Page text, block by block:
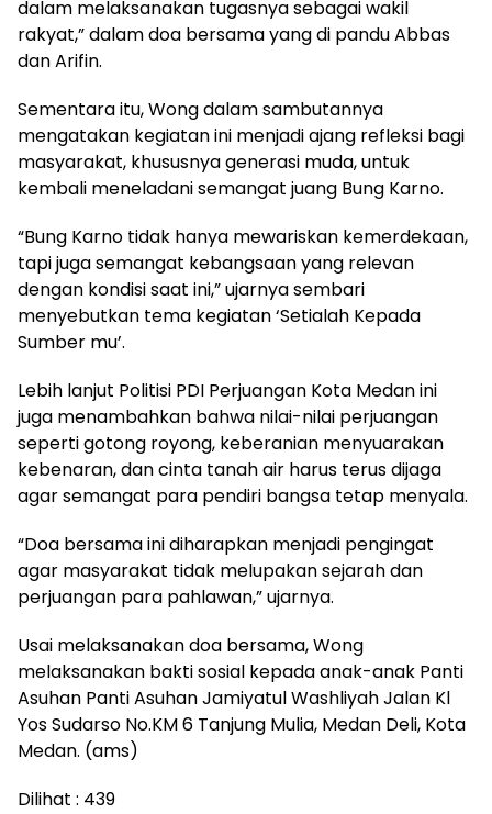
dalam melaksanakan tugasnya sebagai wakil
rakyat,” dalam doa bersama yang di pandu Abbas
dan Arifin.
Sementara itu, Wong dalam sambutannya
mengatakan kegiatan ini menjadi ajang refleksi bagi
masyarakat, khususnya generasi muda, untuk
kembali meneladani semangat juang Bung Karno.
“Bung Karno tidak hanya mewariskan kemerdekaan,
tapi juga semangat kebangsaan yang relevan
dengan kondisi saat ini,” ujarnya sembari
menyebutkan tema kegiatan ‘Setialah Kepada
Sumber mu’.
Lebih lanjut Politisi PDI Perjuangan Kota Medan ini
juga menambahkan bahwa nilai-nilai perjuangan
seperti gotong royong, keberanian menyuarakan
kebenaran, dan cinta tanah air harus terus dijaga
agar semangat para pendiri bangsa tetap menyala.
“Doa bersama ini diharapkan menjadi pengingat
agar masyarakat tidak melupakan sejarah dan
perjuangan para pahlawan,” ujarnya.
Usai melaksanakan doa bersama, Wong
melaksanakan bakti sosial kepada anak-anak Panti
Asuhan Panti Asuhan Jamiyatul Washliyah Jalan Kl
Yos Sudarso No.KM 6 Tanjung Mulia, Medan Deli, Kota
Medan. (ams)
Dilihat : 439